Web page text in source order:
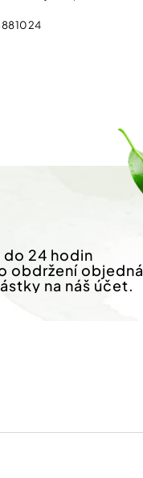
do 24 hodin
obdržení
na náš účet.